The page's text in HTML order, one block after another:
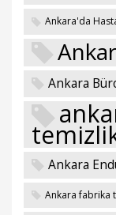
Ankara'da
Ankara
Ankara
Ankara fabrika